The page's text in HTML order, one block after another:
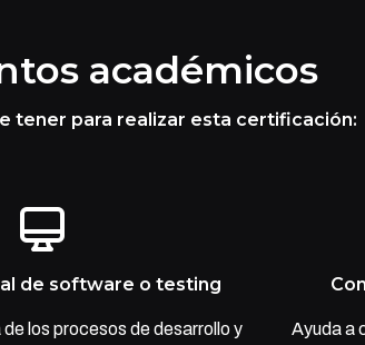
académicos
tener para realizar esta certificación:
de software o testing
los procesos de desarrollo y
Ayuda a